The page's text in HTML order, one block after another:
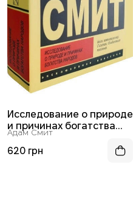
Исследование о природе
и причинах богатства
народов
Адам Смит
620 грн